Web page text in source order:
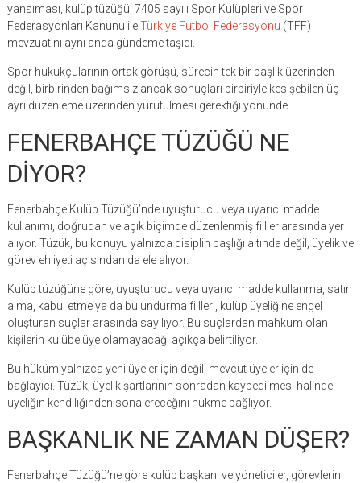
yansıması, kulüp tüzüğü, 7405 sayılı Spor Kulüpleri ve Spor
Federasyonları Kanunu ileTürkiye Futbol Federasyonu (TFF)
mevzuatını aynı anda gündeme taşıdı.
Spor hukukçularının ortak görüşü, sürecin tek bir başlık üzerinden
değil, birbirinden bağımsız ancak sonuçları birbiriyle kesişebilen üç
ayrı düzenleme üzerinden yürütülmesi gerektiği yönünde.
FENERBAHÇE TÜZÜĞÜ NE
DİYOR?
Fenerbahçe Kulüp Tüzüğü’nde uyuşturucu veya uyarıcı madde
kullanımı, doğrudan ve açık biçimde düzenlenmiş fiiller arasında yer
alıyor. Tüzük, bu konuyu yalnızca disiplin başlığı altında değil, üyelik ve
görev ehliyeti açısından da ele alıyor.
Kulüp tüzüğüne göre; uyuşturucu veya uyarıcı madde kullanma, satın
alma, kabul etme ya da bulundurma fiilleri, kulüp üyeliğine engel
oluşturan suçlar arasında sayılıyor. Bu suçlardan mahkum olan
kişilerin kulübe üye olamayacağı açıkça belirtiliyor.
Bu hüküm yalnızca yeni üyeler için değil, mevcut üyeler için de
bağlayıcı. Tüzük, üyelik şartlarının sonradan kaybedilmesi halinde
üyeliğin kendiliğinden sona ereceğini hükme bağlıyor.
BAŞKANLIK NE ZAMAN DÜŞER?
Fenerbahçe Tüzüğü’ne göre kulüp başkanı ve yöneticiler, görevlerini